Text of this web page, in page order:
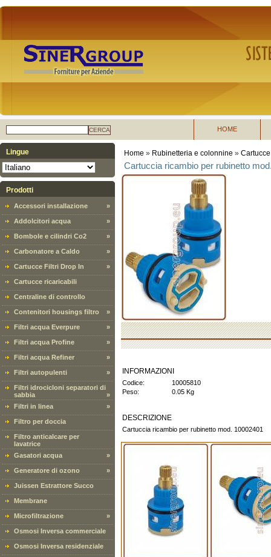
CERCA HOME
Lingue
Prodotti
Accessori installazione »
Addolcitori acqua »
Bombole e cilindri Co2 »
Carbonatore a Caldo »
Cartucce Filtri Drop In »
Cartucce ricaricabili
Centraline di controllo
Contenitori housings filtro »
Filtri acqua Everpure »
Filtri acqua Profine »
Filtri acqua Refiner »
Filtri autopulenti »
Filtri idrocicloni separatori di
sabbia
»
Filtri in linea
»
Filtro per doccia
Filtro anticalcare per
lavatrice
Gasatori acqua
»
Generatore di ozono »
Juissen Estrattore Succo
Membrane
Microfiltrazione »
Osmosi Inversa commerciale
Osmosi Inversa residenziale
Home » Rubinetteria e colonnine »
Cartuccia ricambio per rubinetto
INFORMAZIONI
Codice:
10005810
Peso:
0.05 Kg
DESCRIZIONE
Cartuccia ricambio per rubinetto mod. 10002401